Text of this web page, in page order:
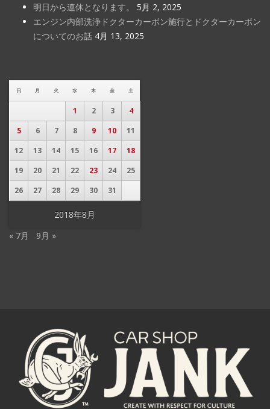
明日から連休となります。
5月 2, 2025
エンジン内部洗浄ドクターカーボン施行とドクターカーボン
についてのお話 4月 13, 2025
2018年8月
日 月 火 水 木 金 土
1 2 3
4
5
6 7 8 9 10
11
12
13 14 15 16 17
18
19
20 21 22 23 24
25
26
27 28 29 30 31
« 7月 9月 »